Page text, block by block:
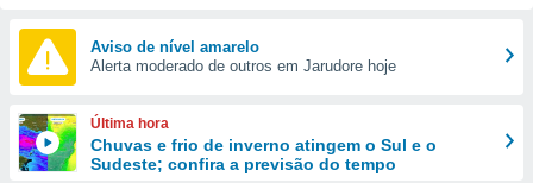
e
forma
digital
Aviso de nível amarelo
Alerta moderado de outros em Jarudore hoje
Última hora
Chuvas e frio de inverno atingem o Sul e o
Sudeste; confira a previsão do tempo